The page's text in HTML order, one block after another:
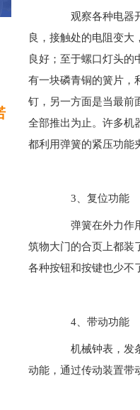
观察各种电器开
良，接触处的电阻变大
良好；至于螺口灯头的
有一块磷青铜的簧片，
钉，另一方面是当最前
全部推出为止。许多机
都利用弹簧的紧压功能
3、复位功能
弹簧在外力作用
筑物大门的合页上都装
各种按钮和按键也少不
4、带动功能
机械钟表，发条
动能，通过传动装置带